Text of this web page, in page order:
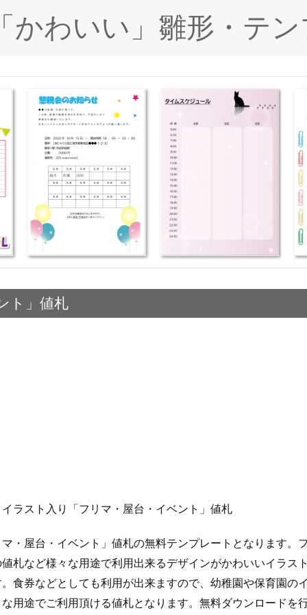
かわいい」雛形・テ
ト」値札
ラスト入り「フリマ・屋台・イベント」値札
・屋台・イベント」値札の無料テンプレートとなります。
札など様々な用途で利用出来るデザインがかわいいイラス
食券などとしても利用が出来ますので、幼稚園や保育園の
用途でご利用頂ける値札となります。無料ダウンロードを